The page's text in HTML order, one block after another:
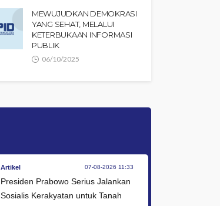
MEWUJUDKAN DEMOKRASI
YANG SEHAT, MELALUI
KETERBUKAAN INFORMASI
PUBLIK
06/10/2025
Artikel 07-08-2026 11:33
Presiden Prabowo Serius Jalankan
Sosialis Kerakyatan untuk Tanah